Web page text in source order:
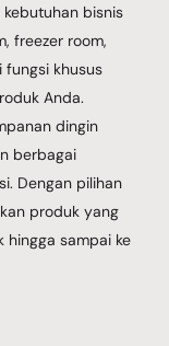
bisnis
freezer room,
fungsi khusus
Anda.
dingin
berbagai
Dengan pilihan
produk yang
hingga sampai ke